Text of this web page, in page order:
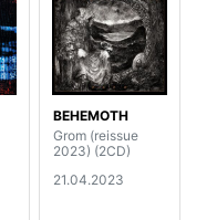
BEHEMOTH
Grom (reissue
2023) (2CD)
21.04.2023